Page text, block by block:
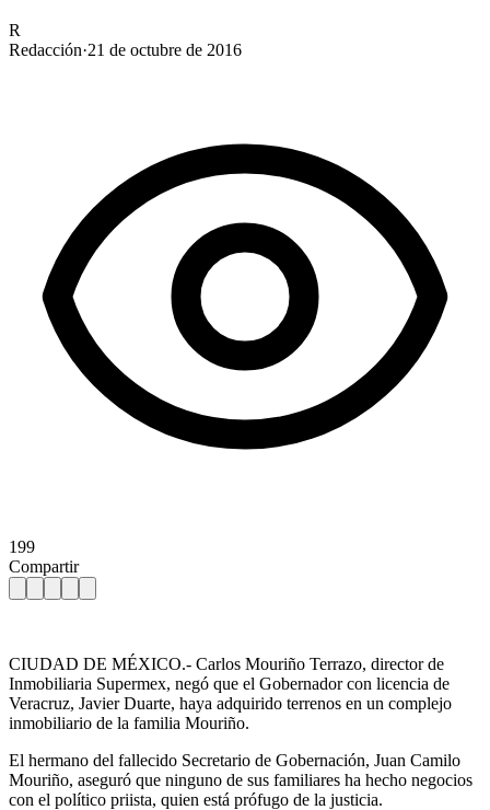
R
Redacción·21 de octubre de 2016
199
Compartir
CIUDAD DE MÉXICO.- Carlos Mouriño Terrazo, director de
Inmobiliaria Supermex, negó que el Gobernador con licencia de
Veracruz, Javier Duarte, haya adquirido terrenos en un complejo
inmobiliario de la familia Mouriño.
El hermano del fallecido Secretario de Gobernación, Juan Camilo
Mouriño, aseguró que ninguno de sus familiares ha hecho negocios
con el político priista, quien está prófugo de la justicia.